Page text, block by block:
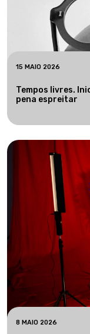
15 MAIO 2026
Tempos livres.
pena espreitar
8 MAIO 2026